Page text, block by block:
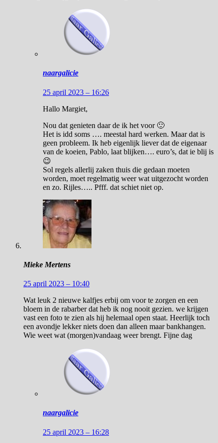
naargalicie
25 april 2023 – 16:26
Hallo Margiet,
Nou dat genieten daar de ik het voor 🙂
Het is idd soms …. meestal hard werken. Maar dat is
geen probleem. Ik heb eigenlijk liever dat de eigenaar
van de koeien, Pablo, laat blijken…. euro’s, dat ie blij is
😉
Sol regels allerlij zaken thuis die gedaan moeten
worden, moet regelmatig weer wat uitgezocht worden
en zo. Rijles….. Pfff. dat schiet niet op.
Mieke Mertens
25 april 2023 – 10:40
Wat leuk 2 nieuwe kalfjes erbij om voor te zorgen en een
bloem in de rabarber dat heb ik nog nooit gezien. we krijgen
vast een foto te zien als hij helemaal open staat. Heerlijk toch
een avondje lekker niets doen dan alleen maar bankhangen.
Wie weet wat (morgen)vandaag weer brengt. Fijne dag
naargalicie
25 april 2023 – 16:28